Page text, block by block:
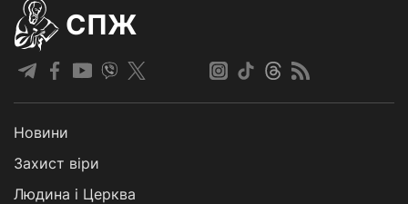
СПЖ
Новини
Захист віри
Людина і Церква